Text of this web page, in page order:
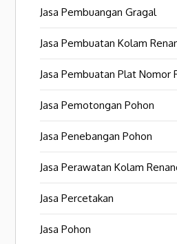
Jasa Pembuangan Gragal
Jasa Pembuatan Kolam
Jasa Pembuatan Plat Nomor
Jasa Pemotongan Pohon
Jasa Penebangan Pohon
Jasa Perawatan Kolam
Jasa Percetakan
Jasa Pohon